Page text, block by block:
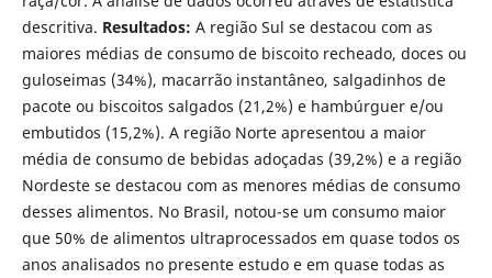
descritiva. Resultados: A região Sul se destacou com as
maiores médias de consumo de biscoito recheado, doces ou
guloseimas (34%), macarrão instantâneo, salgadinhos de
pacote ou biscoitos salgados (21,2%) e hambúrguer e/ou
embutidos (15,2%). A região Norte apresentou a maior
média de consumo de bebidas adoçadas (39,2%) e a região
Nordeste se destacou com as menores médias de consumo
desses alimentos. No Brasil, notou-se um consumo maior
que 50% de alimentos ultraprocessados em quase todos os
anos analisados no presente estudo e em quase todas as